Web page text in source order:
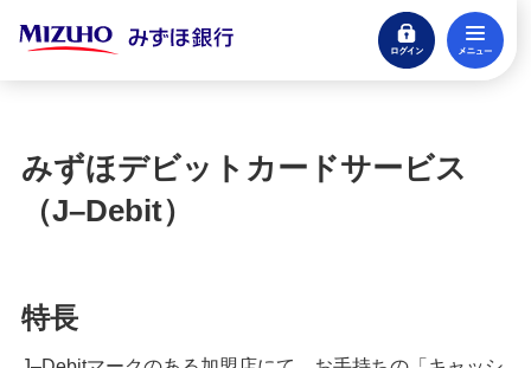
ログイン
閉じる
J-Coin Pay
みずほデビットカードサービス（J-Debit）
Pay-easy（ペイジー）税金・料金払込みサービス
みずほデビットカードサービス
（J–Debit）
特長